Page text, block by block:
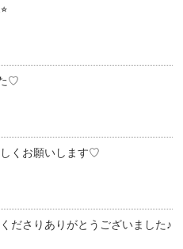
♡
くお願いします♡
ださりありがとうございました♪